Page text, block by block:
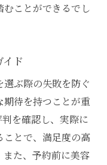
ことができるでし
ド
ぶ際の失敗を防ぐ
待を持つことが重
を確認し、実際に
とで、満足度の高
た、予約前に美容